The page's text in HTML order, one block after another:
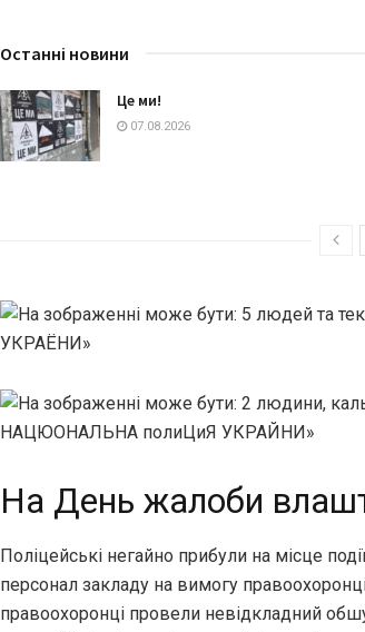
Останні новини
Це ми!
07.08.2026
На День жалоби
Поліцейські негайно прибули на місце
персонал закладу на вимогу
правоохоронці провели невідкладний